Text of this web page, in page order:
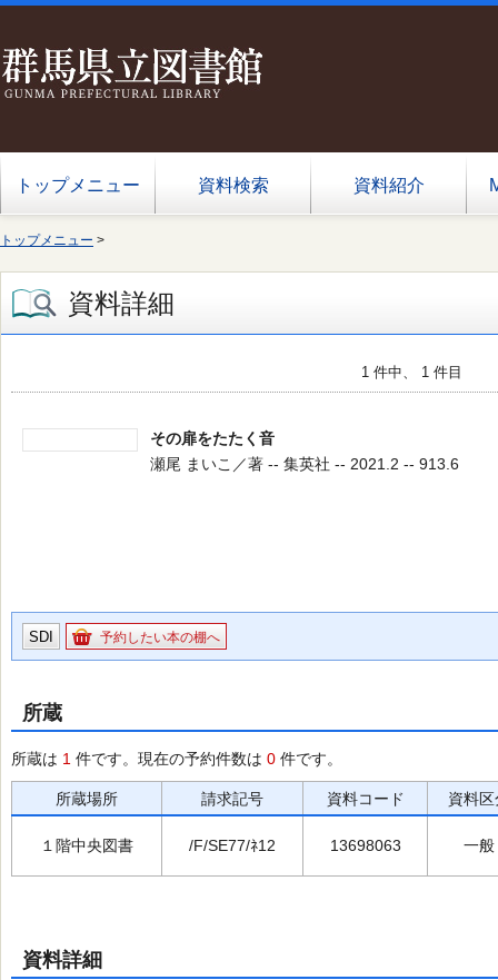
トップメニュー 資料検索 資料紹介
トップメニュー >
資料詳細
1 件中、 1 件目
その扉をたたく音
瀬尾 まいこ／著 -- 集英社 -- 2021.2 -- 913.6
SDI 予約したい本の棚へ
所蔵
所蔵は 1 件です。現在の予約件数は 0 件です。
所蔵場所 請求記号 資料コード 資料区
１階中央図書 /F/SE77/ﾈ12 13698063 一般
資料詳細